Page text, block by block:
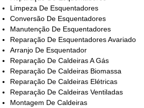
Limpeza De Esquentadores
Conversão De Esquentadores
Manutenção De Esquentadores
Reparação De Esquentadores Avariado
Arranjo De Esquentador
Reparação De Caldeiras A Gás
Reparação De Caldeiras Biomassa
Reparação De Caldeiras Elétricas
Reparação De Caldeiras Ventiladas
Montagem De Caldeiras